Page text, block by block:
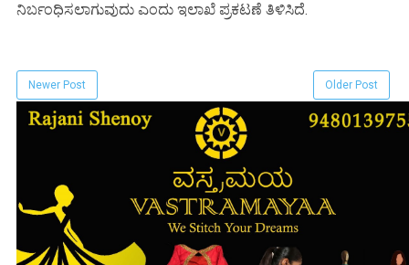
ನಿರ್ಬಂಧಿಸಲಾಗುವುದು ಎಂದು ಇಲಾಖೆ ಪ್ರಕಟಣೆ ತಿಳಿಸಿದೆ.
Newer Post Older Post